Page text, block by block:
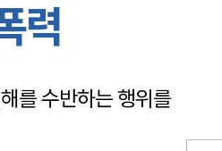
채용정보
1800-7905
력
를 수반하는 행위를